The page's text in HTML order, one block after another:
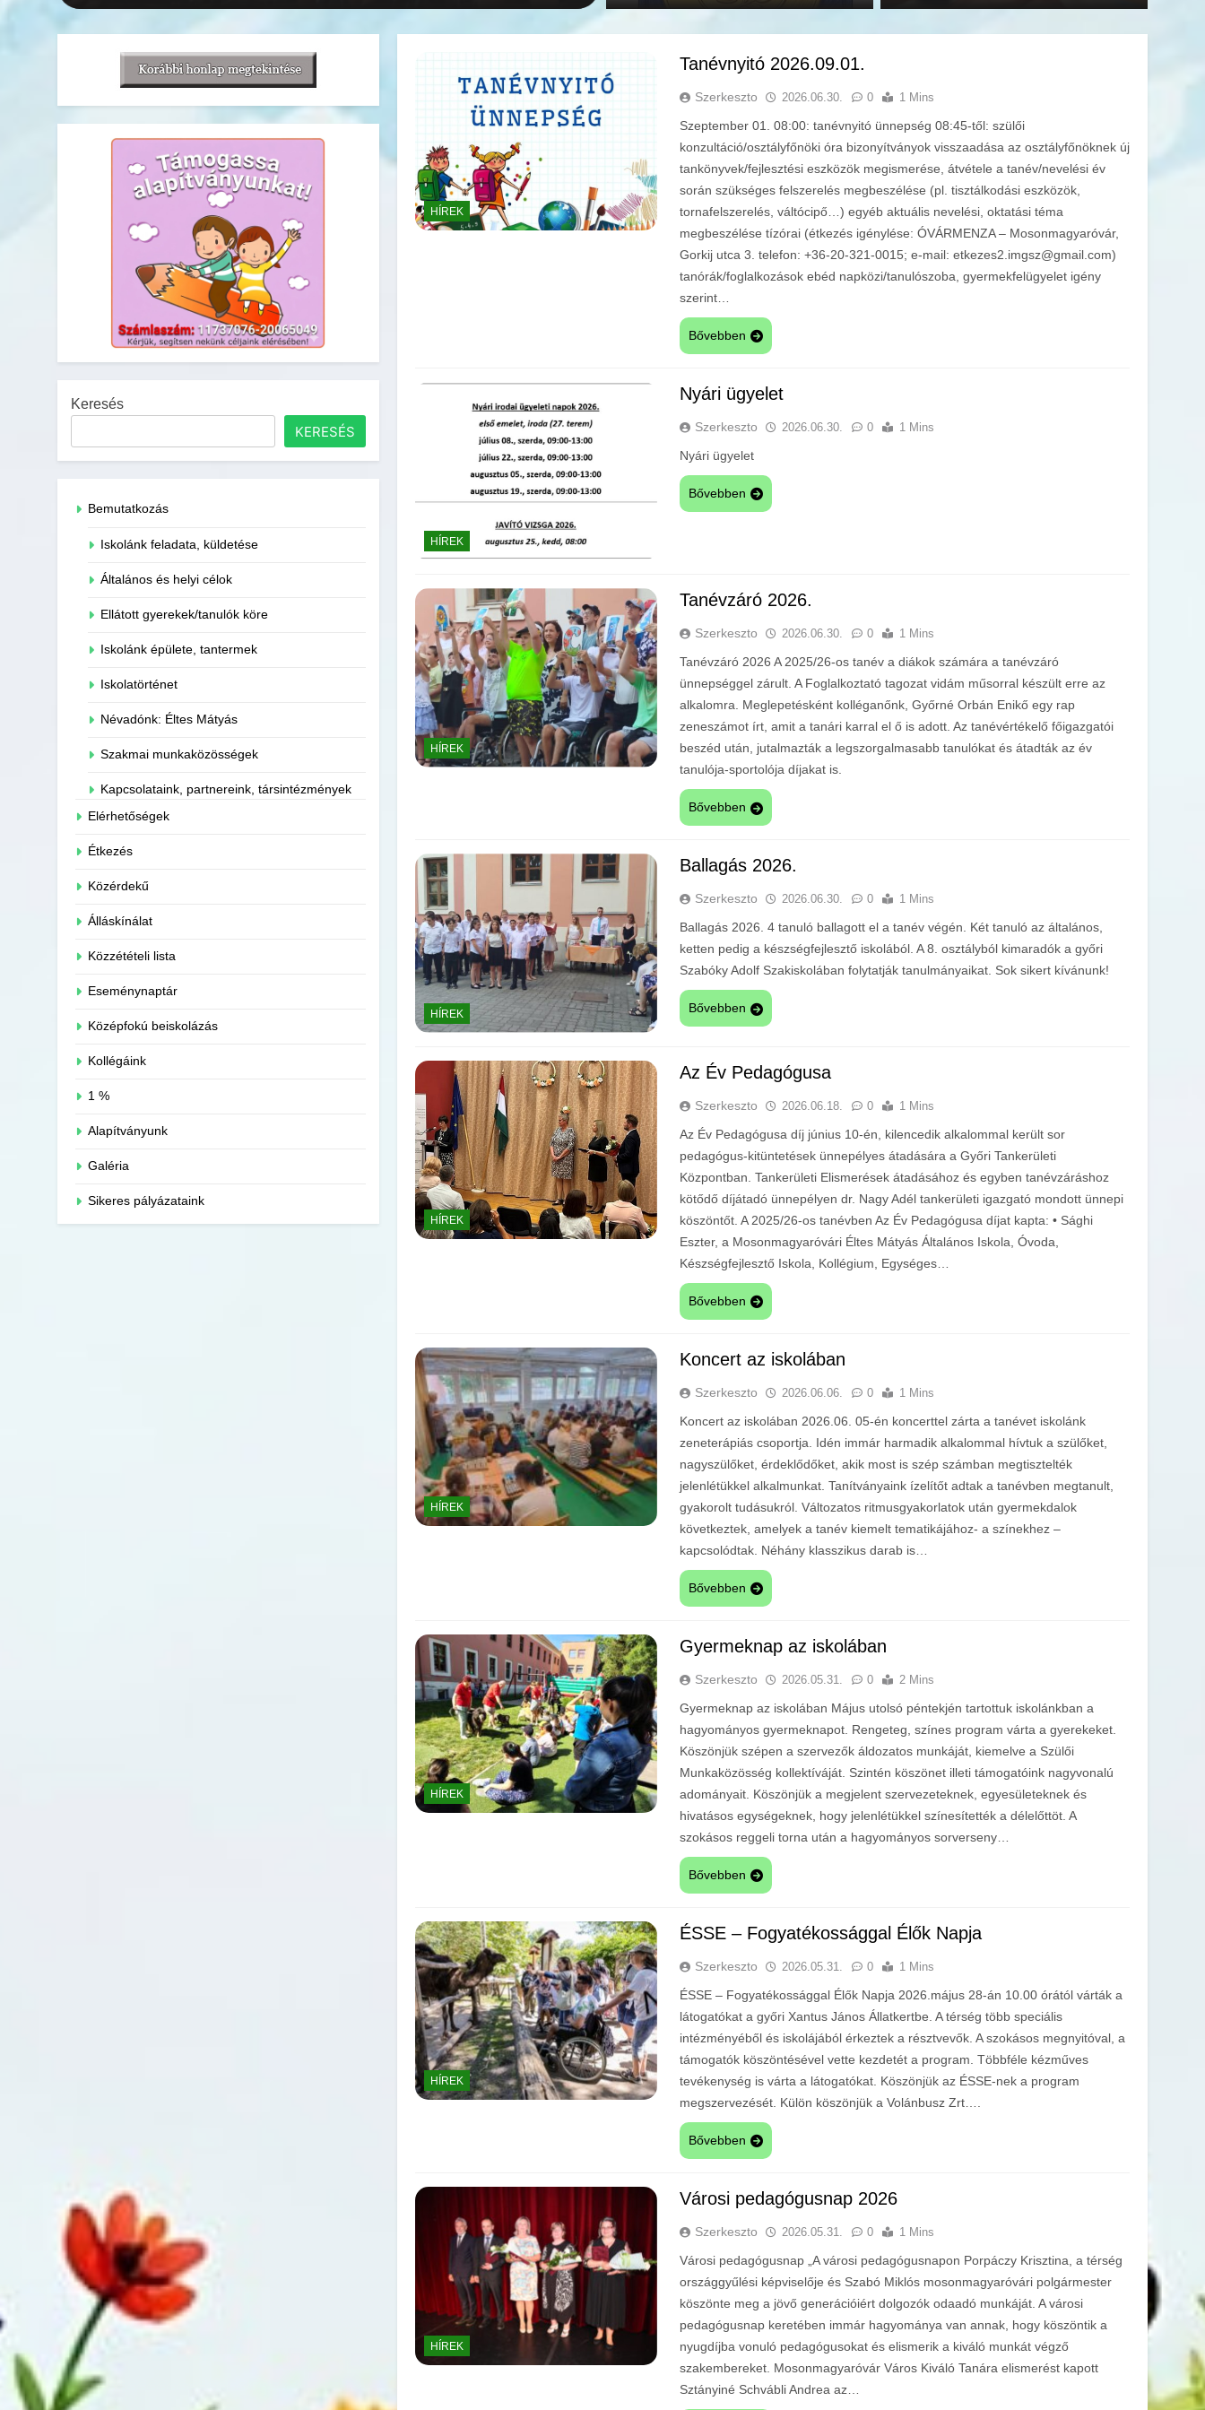
Keresés
KERESÉS
Bemutatkozás
Iskolánk feladata, küldetése
Általános és helyi célok
Ellátott gyerekek/tanulók köre
Iskolánk épülete, tantermek
Iskolatörténet
Névadónk: Éltes Mátyás
Szakmai munkaközösségek
Kapcsolataink, partnereink, társintézmények
Elérhetőségek
Étkezés
Közérdekű
Álláskínálat
Közzétételi lista
Eseménynaptár
Középfokú beiskolázás
Kollégáink
1 %
Alapítványunk
Galéria
Sikeres pályázataink
HÍREK
Tanévnyitó 2026.09.01.
Szerkeszto 2026.06.30. 0 1 Mins
Szeptember 01. 08:00: tanévnyitó ünnepség 08:45-től: szülői
konzultáció/osztályfőnöki óra bizonyítványok visszaadása az osztályfőnöknek új
tankönyvek/fejlesztési eszközök megismerése, átvétele a tanév/nevelési év
során szükséges felszerelés megbeszélése (pl. tisztálkodási eszközök,
tornafelszerelés, váltócipő…) egyéb aktuális nevelési, oktatási téma
megbeszélése tízórai (étkezés igénylése: ÓVÁRMENZA – Mosonmagyaróvár,
Gorkij utca 3. telefon: +36-20-321-0015; e-mail: etkezes2.imgsz@gmail.com)
tanórák/foglalkozások ebéd napközi/tanulószoba, gyermekfelügyelet igény
szerint…
Bővebben
HÍREK
Nyári ügyelet
Szerkeszto 2026.06.30. 0 1 Mins
Nyári ügyelet
Bővebben
HÍREK
Tanévzáró 2026.
Szerkeszto 2026.06.30. 0 1 Mins
Tanévzáró 2026 A 2025/26-os tanév a diákok számára a tanévzáró
ünnepséggel zárult. A Foglalkoztató tagozat vidám műsorral készült erre az
alkalomra. Meglepetésként kolléganőnk, Győrné Orbán Enikő egy rap
zeneszámot írt, amit a tanári karral el ő is adott. Az tanévértékelő főigazgatói
beszéd után, jutalmazták a legszorgalmasabb tanulókat és átadták az év
tanulója-sportolója díjakat is.
Bővebben
HÍREK
Ballagás 2026.
Szerkeszto 2026.06.30. 0 1 Mins
Ballagás 2026. 4 tanuló ballagott el a tanév végén. Két tanuló az általános,
ketten pedig a készségfejlesztő iskolából. A 8. osztályból kimaradók a győri
Szabóky Adolf Szakiskolában folytatják tanulmányaikat. Sok sikert kívánunk!
Bővebben
HÍREK
Az Év Pedagógusa
Szerkeszto 2026.06.18. 0 1 Mins
Az Év Pedagógusa díj június 10-én, kilencedik alkalommal került sor
pedagógus-kitüntetések ünnepélyes átadására a Győri Tankerületi
Központban. Tankerületi Elismerések átadásához és egyben tanévzáráshoz
kötődő díjátadó ünnepélyen dr. Nagy Adél tankerületi igazgató mondott ünnepi
köszöntőt. A 2025/26-os tanévben Az Év Pedagógusa díjat kapta: • Sághi
Eszter, a Mosonmagyaróvári Éltes Mátyás Általános Iskola, Óvoda,
Készségfejlesztő Iskola, Kollégium, Egységes…
Bővebben
HÍREK
Koncert az iskolában
Szerkeszto 2026.06.06. 0 1 Mins
Koncert az iskolában 2026.06. 05-én koncerttel zárta a tanévet iskolánk
zeneterápiás csoportja. Idén immár harmadik alkalommal hívtuk a szülőket,
nagyszülőket, érdeklődőket, akik most is szép számban megtisztelték
jelenlétükkel alkalmunkat. Tanítványaink ízelítőt adtak a tanévben megtanult,
gyakorolt tudásukról. Változatos ritmusgyakorlatok után gyermekdalok
következtek, amelyek a tanév kiemelt tematikájához- a színekhez –
kapcsolódtak. Néhány klasszikus darab is…
Bővebben
HÍREK
Gyermeknap az iskolában
Szerkeszto 2026.05.31. 0 2 Mins
Gyermeknap az iskolában Május utolsó péntekjén tartottuk iskolánkban a
hagyományos gyermeknapot. Rengeteg, színes program várta a gyerekeket.
Köszönjük szépen a szervezők áldozatos munkáját, kiemelve a Szülői
Munkaközösség kollektíváját. Szintén köszönet illeti támogatóink nagyvonalú
adományait. Köszönjük a megjelent szervezeteknek, egyesületeknek és
hivatásos egységeknek, hogy jelenlétükkel színesítették a délelőttöt. A
szokásos reggeli torna után a hagyományos sorverseny…
Bővebben
HÍREK
ÉSSE – Fogyatékossággal Élők Napja
Szerkeszto 2026.05.31. 0 1 Mins
ÉSSE – Fogyatékossággal Élők Napja 2026.május 28-án 10.00 órától várták a
látogatókat a győri Xantus János Állatkertbe. A térség több speciális
intézményéből és iskolájából érkeztek a résztvevők. A szokásos megnyitóval, a
támogatók köszöntésével vette kezdetét a program. Többféle kézműves
tevékenység is várta a látogatókat. Köszönjük az ÉSSE-nek a program
megszervezését. Külön köszönjük a Volánbusz Zrt….
Bővebben
HÍREK
Városi pedagógusnap 2026
Szerkeszto 2026.05.31. 0 1 Mins
Városi pedagógusnap „A városi pedagógusnapon Porpáczy Krisztina, a térség
országgyűlési képviselője és Szabó Miklós mosonmagyaróvári polgármester
köszönte meg a jövő generációiért dolgozók odaadó munkáját. A városi
pedagógusnap keretében immár hagyománya van annak, hogy köszöntik a
nyugdíjba vonuló pedagógusokat és elismerik a kiváló munkát végző
szakembereket. Mosonmagyaróvár Város Kiváló Tanára elismerést kapott
Sztányiné Schvábli Andrea az…